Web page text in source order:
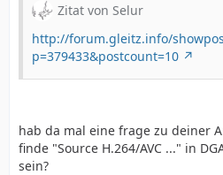
Zitat von Selur
http://forum.gleitz.info/
p=379433&postcount=10
hab da mal eine frage zu deiner
finde "Source H.264/AVC ..." in
sein?